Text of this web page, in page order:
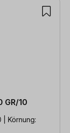
GR/10
| Körnung: